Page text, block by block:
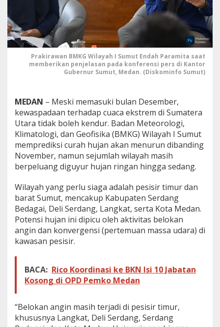
!
B
M
K
G
g
a
t
k
a
n
4
W
a
y
a
h
i
u
t
s
h
Prakirawan BMKG Wilayah I Sumut Endah Paramita saat
memberikan penjelasan pada konferensi pers di Kantor
Gubernur Sumut, Medan. (Diskominfo Sumut)
MEDAN – Meski memasuki bulan Desember,
kewaspadaan terhadap cuaca ekstrem di Sumatera
Utara tidak boleh kendur. Badan Meteorologi,
Klimatologi, dan Geofisika (BMKG) Wilayah I Sumut
memprediksi curah hujan akan menurun dibanding
November, namun sejumlah wilayah masih
berpeluang diguyur hujan ringan hingga sedang.
Wilayah yang perlu siaga adalah pesisir timur dan
barat Sumut, mencakup Kabupaten Serdang
Bedagai, Deli Serdang, Langkat, serta Kota Medan.
Potensi hujan ini dipicu oleh aktivitas belokan
angin dan konvergensi (pertemuan massa udara) di
kawasan pesisir.
BACA: Rico Koordinasi ke BKN Isi 10 Jabatan
Kosong di OPD Pemko Medan
“Belokan angin masih terjadi di pesisir timur,
khususnya Langkat, Deli Serdang, Serdang